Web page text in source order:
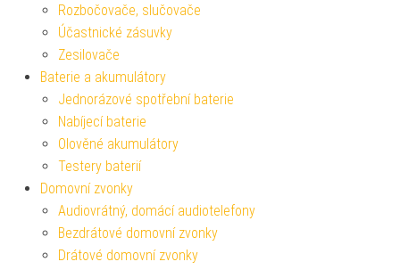
Rozbočovače, slučovače
Účastnické zásuvky
Zesilovače
Baterie a akumulátory
Jednorázové spotřební baterie
Nabíjecí baterie
Olověné akumulátory
Testery baterií
Domovní zvonky
Audiovrátný, domácí audiotelefony
Bezdrátové domovní zvonky
Drátové domovní zvonky